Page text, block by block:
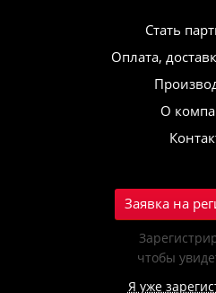
Стать
Оплата,
О
Заявка на
чтобы
Я уже